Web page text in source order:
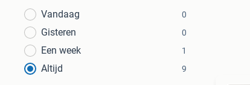
Vandaag
0
Gisteren 0
Een week 1
Altijd 9